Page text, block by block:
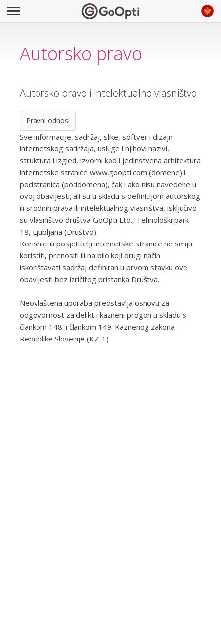
Autorsko pravo
Autorsko pravo i intelektualno vlasništvo
Pravni odnosi
Sve informacije, sadržaj, slike, softver i dizajn
internetskog sadržaja, usluge i njihovi nazivi,
struktura i izgled, izvorni kod i jedinstvena arhitektura
internetske stranice www.goopti.com (domene) i
podstranica (poddomena), čak i ako nisu navedene u
ovoj obavijesti, ali su u skladu s definicijom autorskog
ili srodnih prava ili intelektualnog vlasništva, isključivo
su vlasništvo društva GoOpti Ltd., Tehnološki park
18, Ljubljana (Društvo).
Korisnici ili posjetitelji internetske stranice ne smiju
koristiti, prenositi ili na bilo koji drugi način
iskorištavati sadržaj definiran u prvom stavku ove
obavijesti bez izričitog pristanka Društva.
Neovlaštena uporaba predstavlja osnovu za
odgovornost za delikt i kazneni progon u skladu s
člankom 148. i člankom 149. Kaznenog zakona
Republike Slovenije (KZ-1).